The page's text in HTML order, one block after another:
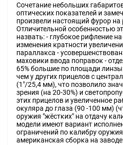
Сочетание небольших
оптических показателей и
произвели настоящий фурор
Отличительной особенностью
назвать: - глубокое рифление
изменения кратности
параллакса -
маховики ввода поправок -
65% большие по площади
чем у других прицелов с
(1"/25,4 мм), что позволило
зрения (на 20-30%) и
этих прицелов и увеличенное
окуляра до глаза (90 -100 мм)
оружия "жёстких" на отдачу
модели имеют вариант
ограничений по калибру оружия
американская сборка на